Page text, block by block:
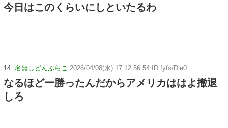
今日はこのくらいにしといたるわ
14: 名無しどんぶらこ 2026/04/08(水) 17:12:56.54 ID:fyfs/Die0
なるほどー勝ったんだからアメリカははよ撤退
しろ